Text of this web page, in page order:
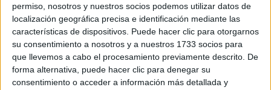
permiso, nosotros y nuestros socios podemos utilizar datos de
localización geográfica precisa e identificación mediante las
características de dispositivos. Puede hacer clic para otorgarnos
su consentimiento a nosotros y a nuestros 1733 socios para
que llevemos a cabo el procesamiento previamente descrito. De
forma alternativa, puede hacer clic para denegar su
consentimiento o acceder a información más detallada y
Etiquetas:
La universidad - un mundo
Ciencias de la Actividad Física y del Deporte